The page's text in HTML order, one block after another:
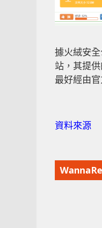
據火絨安
站，其提
最好經由
資料來源